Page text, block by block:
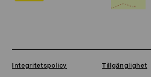
Integritetspolicy Tillgänglighet